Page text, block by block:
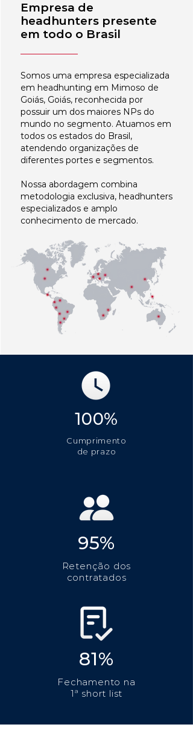
Empresa de
headhunters presente
em todo o Brasil
Somos uma empresa especializada
em headhunting em Mimoso de
Goiás, Goiás, reconhecida por
possuir um dos maiores NPs do
mundo no segmento. Atuamos em
todos os estados do Brasil,
atendendo organizações de
diferentes portes e segmentos.
Nossa abordagem combina
metodologia exclusiva, headhunters
especializados e amplo
conhecimento de mercado.
100%
Cumprimento
de prazo
95%
Retenção dos
contratados
81%
Fechamento na
1ª short list